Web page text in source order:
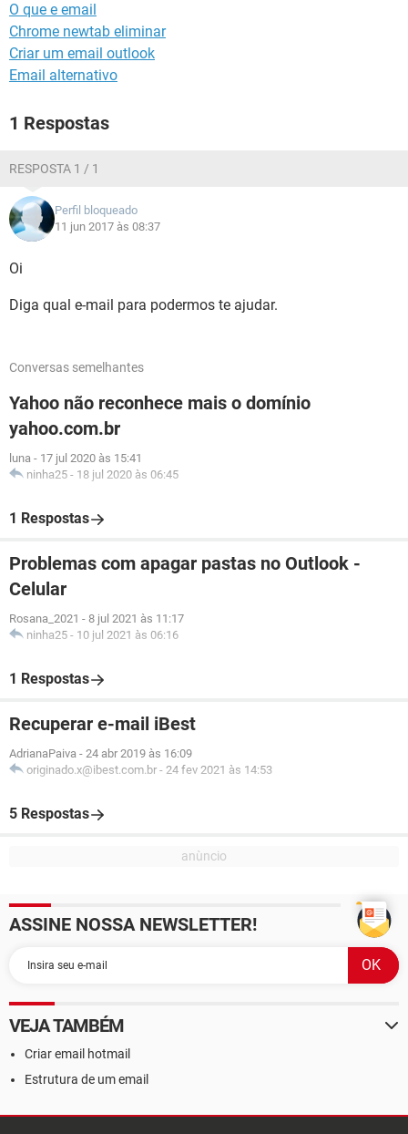
O que e email
Chrome newtab eliminar
Criar um email outlook
Email alternativo
1 Respostas
RESPOSTA 1 / 1
Perfil bloqueado
11 jun 2017 às 08:37
Oi
Diga qual e-mail para podermos te ajudar.
Conversas semelhantes
Yahoo não reconhece mais o domínio
yahoo.com.br
luna - 17 jul 2020 às 15:41
ninha25 - 18 jul 2020 às 06:45
1 Respostas
Problemas com apagar pastas no Outlook -
Celular
Rosana_2021 - 8 jul 2021 às 11:17
ninha25 - 10 jul 2021 às 06:16
1 Respostas
Recuperar e-mail iBest
AdrianaPaiva - 24 abr 2019 às 16:09
originado.x@ibest.com.br - 24 fev 2021 às 14:53
5 Respostas
ASSINE NOSSA NEWSLETTER!
VEJA TAMBÉM
Criar email hotmail
Estrutura de um email